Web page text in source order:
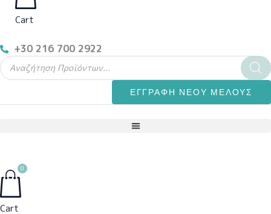
Cart
+30 216 700 2922
Products
search
ΕΓΓΡΑΦΗ ΝΕΟΥ ΜΕΛΟΥΣ
0
Cart